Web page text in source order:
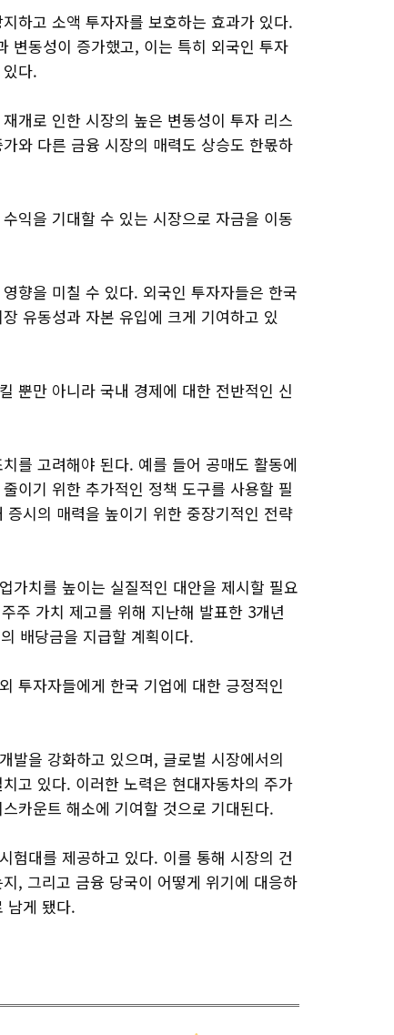
하고 소액 투자자를 보호하는 효과가 있다.
변동성이 증가했고, 이는 특히 외국인 투자
다.
개로 인한 시장의 높은 변동성이 투자 리스
와 다른 금융 시장의 매력도 상승도 한몫하
익을 기대할 수 있는 시장으로 자금을 이동
향을 미칠 수 있다. 외국인 투자자들은 한국
유동성과 자본 유입에 크게 기여하고 있
뿐만 아니라 국내 경제에 대한 전반적인 신
를 고려해야 된다. 예를 들어 공매도 활동에
이기 위한 추가적인 정책 도구를 사용할 필
시의 매력을 높이기 위한 중장기적인 전략
가치를 높이는 실질적인 대안을 제시할 필요
주 가치 제고를 위해 지난해 발표한 3개년
배당금을 지급할 계획이다.
투자자들에게 한국 기업에 대한 긍정적인
발을 강화하고 있으며, 글로벌 시장에서의
고 있다. 이러한 노력은 현대자동차의 주가
카운트 해소에 기여할 것으로 기대된다.
험대를 제공하고 있다. 이를 통해 시장의 건
, 그리고 금융 당국이 어떻게 위기에 대응하
남게 됐다.